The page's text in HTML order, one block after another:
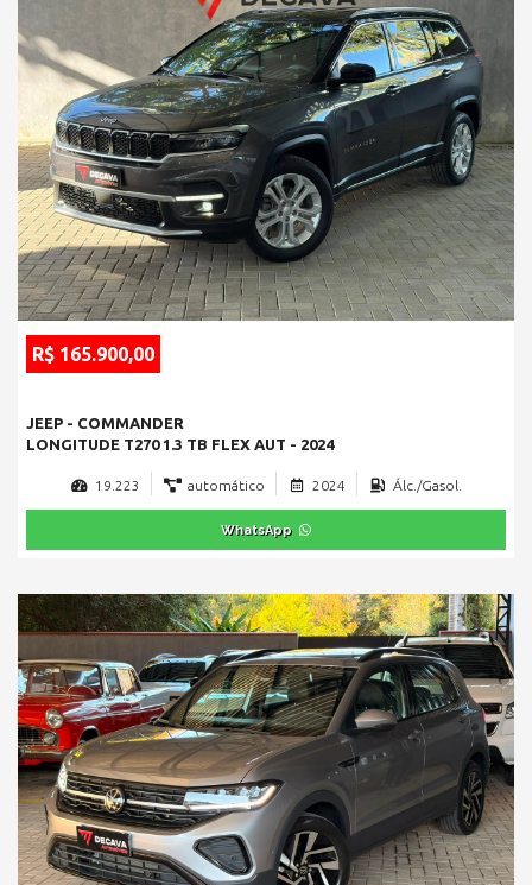
R$ 165.900,00
JEEP - COMMANDER
LONGITUDE T270 1.3 TB FLEX AUT - 2024
19.223 automático 2024 Álc./Gasol.
WhatsApp